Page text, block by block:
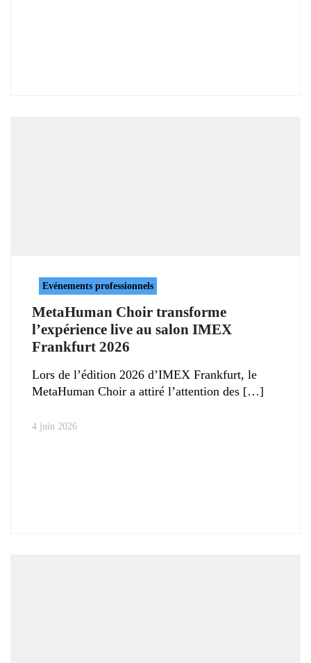
Evénements professionnels
MetaHuman Choir transforme
l’expérience live au salon IMEX
Frankfurt 2026
Lors de l’édition 2026 d’IMEX Frankfurt, le
MetaHuman Choir a attiré l’attention des
4 juin 2026